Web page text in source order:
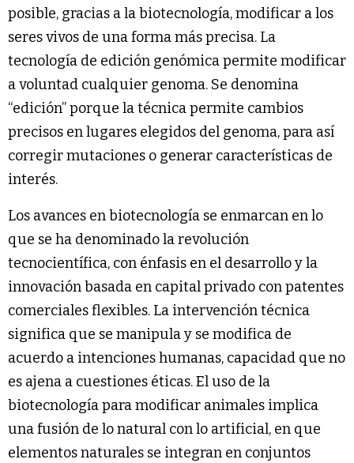
posible, gracias a la biotecnología, modificar a los
seres vivos de una forma más precisa. La
tecnología de edición genómica permite modificar
a voluntad cualquier genoma. Se denomina
“edición” porque la técnica permite cambios
precisos en lugares elegidos del genoma, para así
corregir mutaciones o generar características de
interés.
Los avances en biotecnología se enmarcan en lo
que se ha denominado la revolución
tecnocientífica, con énfasis en el desarrollo y la
innovación basada en capital privado con patentes
comerciales flexibles. La intervención técnica
significa que se manipula y se modifica de
acuerdo a intenciones humanas, capacidad que no
es ajena a cuestiones éticas. El uso de la
biotecnología para modificar animales implica
una fusión de lo natural con lo artificial, en que
elementos naturales se integran en conjuntos